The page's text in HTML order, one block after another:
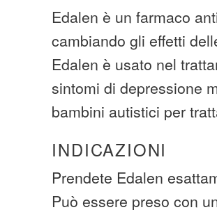
Edalen è un farmaco
cambiando gli effetti
Edalen è usato nel
sintomi di depressione
bambini autistici per
INDICAZIONI
Prendete Edalen
Può essere preso con